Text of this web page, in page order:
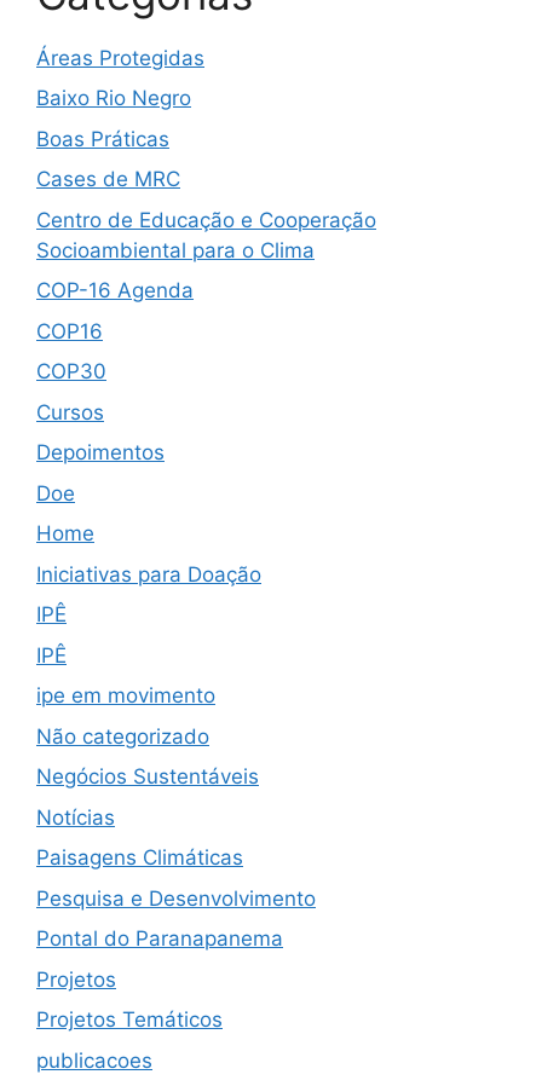
Áreas Protegidas
Baixo Rio Negro
Boas Práticas
Cases de MRC
Centro de Educação e Cooperação
Socioambiental para o Clima
COP-16 Agenda
COP16
COP30
Cursos
Depoimentos
Doe
Home
Iniciativas para Doação
IPÊ
IPÊ
ipe em movimento
Não categorizado
Negócios Sustentáveis
Notícias
Paisagens Climáticas
Pesquisa e Desenvolvimento
Pontal do Paranapanema
Projetos
Projetos Temáticos
publicacoes